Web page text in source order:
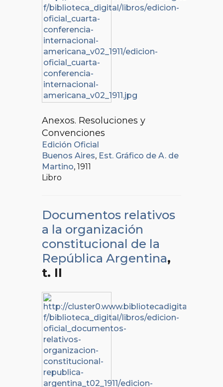
Anexos. Resoluciones y
Convenciones
Edición Oficial
Buenos Aires, Est. Gráfico de A. de
Martino, 1911
Libro
Documentos relativos
a la organización
constitucional de la
República Argentina,
t. II